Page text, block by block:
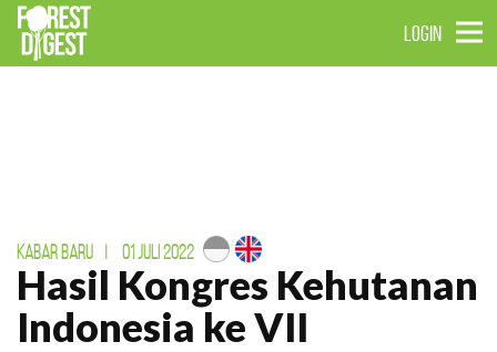
LOGIN
KABAR BARU 01 JULI 2022
Hasil Kongres Kehutanan
Indonesia ke VII